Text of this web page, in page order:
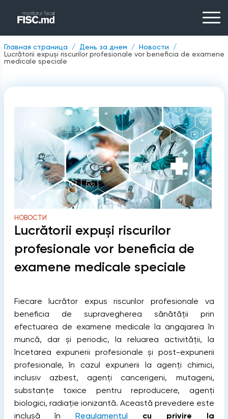
Главная страница День за днем
Новости
Lucrătorii expuși riscurilor profesionale vor beneficia de examene
medicale speciale
НОВОСТИ
Lucrătorii expuși riscurilor
profesionale vor beneficia de
examene medicale speciale
Fiecare lucrător expus riscurilor profesionale va
beneficia de supravegherea sănătății prin
efectuarea de examene medicale la angajarea în
muncă, dar și periodic, la reluarea activității, la
încetarea expunerii profesionale și post-expunerii
profesionale, în cazul expunerii la agenți chimici,
inclusiv azbest, agenți cancerigeni, mutageni,
substanțe toxice pentru reproducere, agenți
biologici, radiație ionizantă. Această prevedere este
inclusă înRegulamentul cu privire la